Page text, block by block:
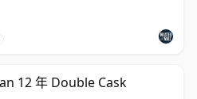
12 年 Double Cask